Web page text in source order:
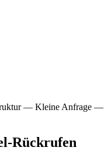
— Kleine Anfrage —
Rückrufen